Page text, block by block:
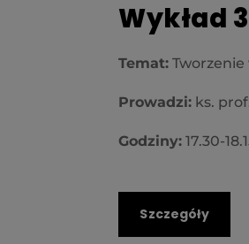
Wykład 3
Temat: Tworzenie
Prowadzi: ks.
Godziny: 17.30-
Szczegóły